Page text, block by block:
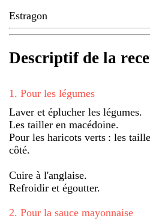
Estragon
Descriptif de la
1 . Pour les légumes
Laver et éplucher les légumes.
Les tailler en macédoine.
Pour les haricots verts : les
côté.
Cuire à l'anglaise.
Refroidir et égoutter.
2. Pour la sauce mayonnaise